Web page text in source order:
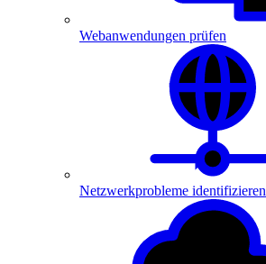
Webanwendungen prüfen
Netzwerkprobleme identifizieren